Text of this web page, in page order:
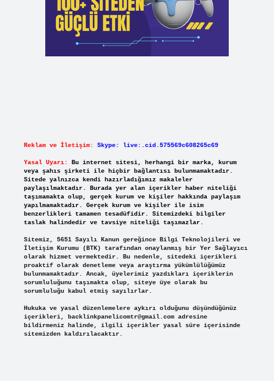
Reklam ve İletişim: Skype: live:.cid.575569c608265c69
Yasal Uyarı:
Bu internet sitesi, herhangi bir marka, kurum
veya şahıs şirketi ile hiçbir bağlantısı bulunmamaktadır.
Sitede yalnızca kendi hazırladığımız makaleler
paylaşılmaktadır. Burada yer alan içerikler haber niteliği
taşımamakta olup, gerçek kurum ve kişiler hakkında paylaşım
yapılmamaktadır. Gerçek kurum ve kişiler ile isim
benzerlikleri tamamen tesadüfidir. Sitemizdeki bilgiler
taslak halindedir ve tavsiye niteliği taşımazlar.
Sitemiz, 5651 Sayılı Kanun gereğince Bilgi Teknolojileri ve
İletişim Kurumu (BTK) tarafından onaylanmış bir Yer Sağlayıcı
olarak hizmet vermektedir. Bu nedenle, sitedeki içerikleri
proaktif olarak denetleme veya araştırma yükümlülüğümüz
bulunmamaktadır. Ancak, üyelerimiz yazdıkları içeriklerin
sorumluluğunu taşımakta olup, siteye üye olarak bu
sorumluluğu kabul etmiş sayılırlar.
Hukuka ve yasal düzenlemelere aykırı olduğunu düşündüğünüz
içerikleri,
backlinkpanelicomtr@gmail.comadresine
bildirmeniz halinde, ilgili içerikler yasal süre içerisinde
sitemizden kaldırılacaktır.